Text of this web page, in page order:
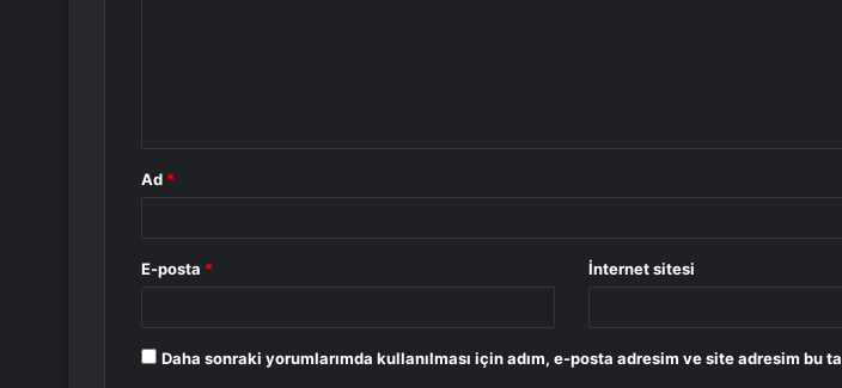
Ad *
E-posta * İnternet sitesi
Daha sonraki yorumlarımda kullanılması için adım, e-posta adresim ve site adresim bu